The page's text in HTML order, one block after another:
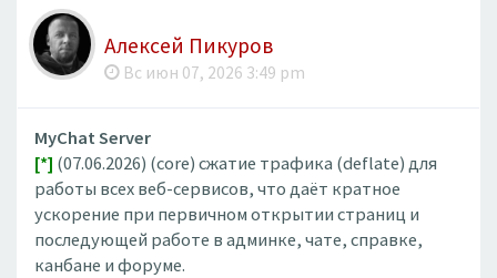
Алексей Пикуров
Вс июн 07, 2026 3:49 pm
MyChat Server
[*] (07.06.2026) (core) сжатие трафика (deflate) для
работы всех веб-сервисов, что даёт кратное
ускорение при первичном открытии страниц и
последующей работе в админке, чате, справке,
канбане и форуме.